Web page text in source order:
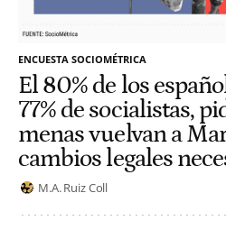
ENCUESTA SOCIOMÉTRICA
El 80% de los
77% de socialistas,
menas vuelvan a
cambios legales
M.A. Ruiz Coll